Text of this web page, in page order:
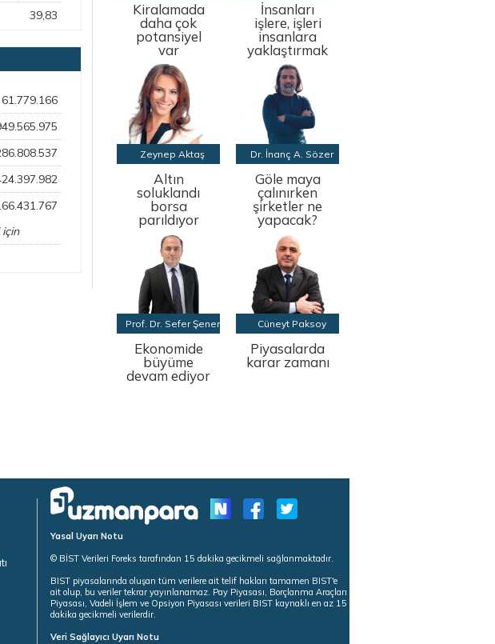
39,83
61.779.166
Kiralamada
daha çok
potansiyel
var
İnsanları
işlere, işleri
insanlara
yaklaştırmak
Zeynep Aktaş
Altın
soluklandı
borsa
parıldıyor
Dr. İnanç A. Sözer
Göle maya
çalınırken
şirketler ne
yapacak?
Prof. Dr. Sefer Şener
Ekonomide
büyüme
devam ediyor
Cüneyt Paksoy
Piyasalarda
karar zamanı
Yasal Uyarı Notu
© BİST Verileri Foreks tarafından 15 dakika gecikmeli sağlanmaktadır.
BIST piyasalarında oluşan tüm verilere ait telif hakları tamamen BIST'e
ait olup, bu veriler tekrar yayınlanamaz. Pay Piyasası, Borçlanma Araçları
Piyasası, Vadeli İşlem ve Opsiyon Piyasası verileri BIST kaynaklı en az 15
dakika gecikmeli verilerdir.
Veri Sağlayıcı Uyarı Notu